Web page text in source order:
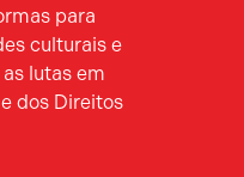
para
culturais e
lutas em
dos Direitos